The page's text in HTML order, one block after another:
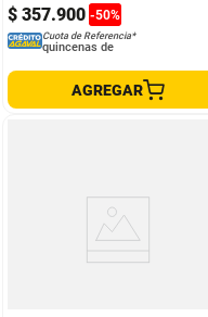
$ 357.900 -50%
Cuota de Referencia*
quincenas de
AGREGAR